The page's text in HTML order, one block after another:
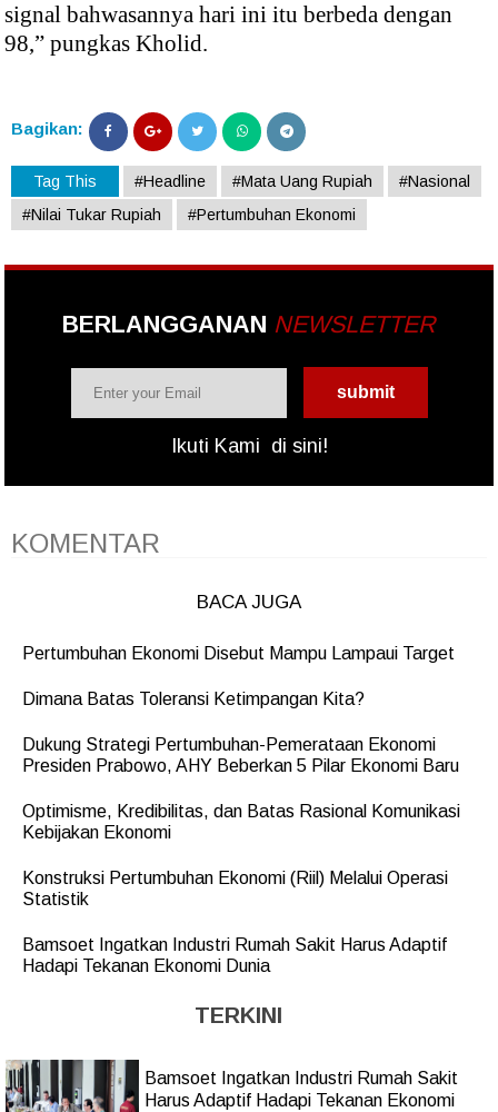
signal bahwasannya hari ini itu berbeda dengan
98,” pungkas Kholid.
Bagikan:
Tag This #Headline #Mata Uang Rupiah
#Nasional
#Nilai Tukar Rupiah
#Pertumbuhan Ekonomi
BERLANGGANAN NEWSLETTER
Ikuti Kami di sini!
KOMENTAR
BACA JUGA
Pertumbuhan Ekonomi Disebut Mampu Lampaui Target
Dimana Batas Toleransi Ketimpangan Kita?
Dukung Strategi Pertumbuhan-Pemerataan Ekonomi
Presiden Prabowo, AHY Beberkan 5 Pilar Ekonomi Baru
Optimisme, Kredibilitas, dan Batas Rasional Komunikasi
Kebijakan Ekonomi
Konstruksi Pertumbuhan Ekonomi (Riil) Melalui Operasi
Statistik
Bamsoet Ingatkan Industri Rumah Sakit Harus Adaptif
Hadapi Tekanan Ekonomi Dunia
TERKINI
Bamsoet Ingatkan Industri Rumah Sakit
Harus Adaptif Hadapi Tekanan Ekonomi